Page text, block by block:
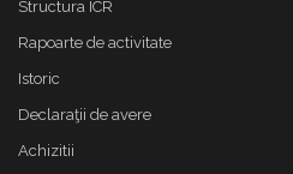
Structura ICR
Rapoarte de activitate
Istoric
Declaraţii de avere
Achizitii